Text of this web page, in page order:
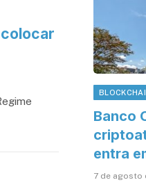
Banco
entra
7 de agosto